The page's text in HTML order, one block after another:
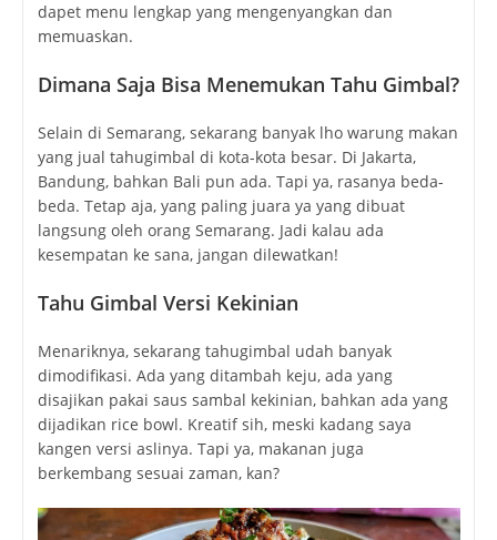
dapet menu lengkap yang mengenyangkan dan
memuaskan.
Dimana Saja Bisa Menemukan Tahu Gimbal?
Selain di Semarang, sekarang banyak lho warung makan
yang jual tahugimbal di kota-kota besar. Di Jakarta,
Bandung, bahkan Bali pun ada. Tapi ya, rasanya beda-
beda. Tetap aja, yang paling juara ya yang dibuat
langsung oleh orang Semarang. Jadi kalau ada
kesempatan ke sana, jangan dilewatkan!
Tahu Gimbal Versi Kekinian
Menariknya, sekarang tahugimbal udah banyak
dimodifikasi. Ada yang ditambah keju, ada yang
disajikan pakai saus sambal kekinian, bahkan ada yang
dijadikan rice bowl. Kreatif sih, meski kadang saya
kangen versi aslinya. Tapi ya, makanan juga
berkembang sesuai zaman, kan?